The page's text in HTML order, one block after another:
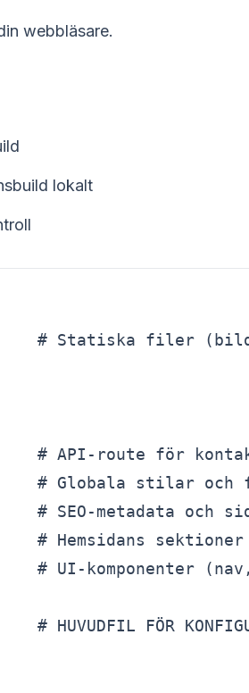
webbläsare.
lokalt
Statiska filer
# API-route för
# Globala stilar och
SEO-metadata och
Hemsidans sektioner
# UI-komponenter
FÖR